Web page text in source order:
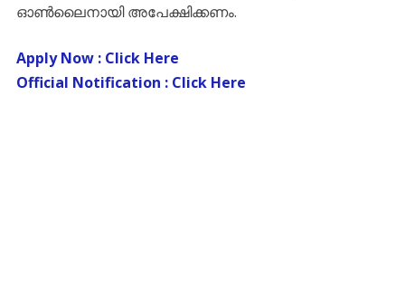
ഓൺലൈനായി അപേക്ഷിക്കണം.
Apply Now : Click Here
Official Notification : Click Here